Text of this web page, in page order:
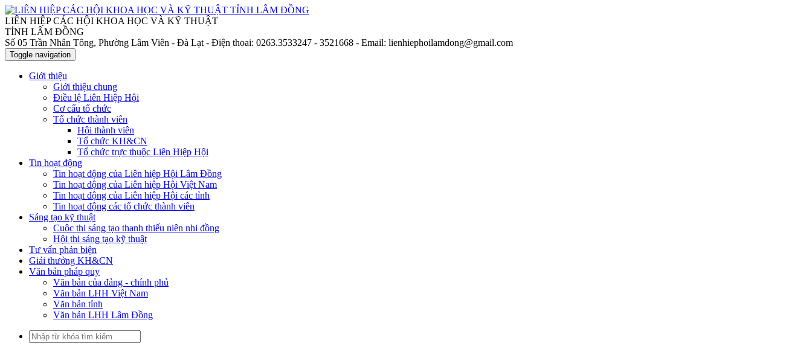
LIÊN HIỆP CÁC HỘI KHOA HỌC VÀ KỸ THUẬT
TỈNH LÂM ĐỒNG
Số 05 Trần Nhân Tông, Phường Lâm Viên - Đà Lạt - Điện thoai: 0263.3533247 - 3521668 - Email: lienhiephoilamdong@gmail.com
Toggle navigation
Giới thiệu
Giới thiệu chung
Điều lệ Liên Hiệp Hội
Cơ cấu tổ chức
Tổ chức thành viên
Hội thành viên
Tổ chức KH&CN
Tổ chức trực thuộc Liên Hiệp Hội
Tin hoạt động
Tin hoạt động của Liên hiệp Hội Lâm Đồng
Tin hoạt động của Liên hiệp Hội Việt Nam
Tin hoạt động của Liên hiệp Hội các tỉnh
Tin hoạt động các tổ chức thành viên
Sáng tạo kỹ thuật
Cuộc thi sáng tạo thanh thiếu niên nhi đồng
Hội thi sáng tạo kỹ thuật
Tư vấn phản biện
Giải thưởng KH&CN
Văn bản pháp quy
Văn bản của đảng - chính phủ
Văn bản LHH Việt Nam
Văn bản tỉnh
Văn bản LHH Lâm Đồng